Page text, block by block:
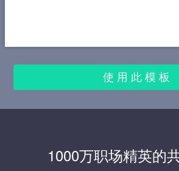
使 用 此 模 板
1000万职场精英的